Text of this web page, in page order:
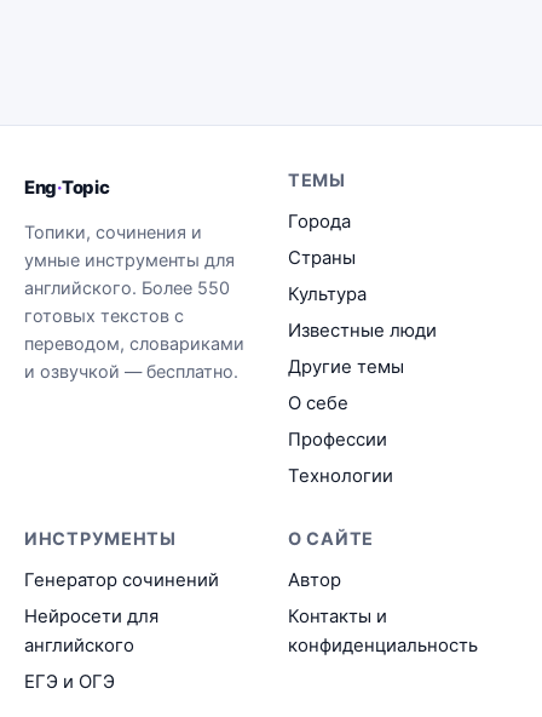
Eng·Topic
Топики, сочинения и
умные инструменты для
английского. Более 550
готовых текстов с
переводом, словариками
и озвучкой — бесплатно.
ТЕМЫ
Города
Страны
Культура
Известные люди
Другие темы
О себе
Профессии
Технологии
ИНСТРУМЕНТЫ
Генератор сочинений
Нейросети для
английского
ЕГЭ и ОГЭ
О САЙТЕ
Автор
Контакты и
конфиденциальность